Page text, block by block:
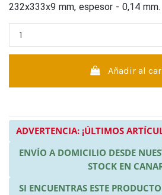
232x333x9 mm, espesor - 0,14 mm.
Añadir al
ADVERTENCIA: ¡ÚLTIMOS
ENVÍO A DOMICILIO DESDE
STOCK EN
SI ENCUENTRAS ESTE